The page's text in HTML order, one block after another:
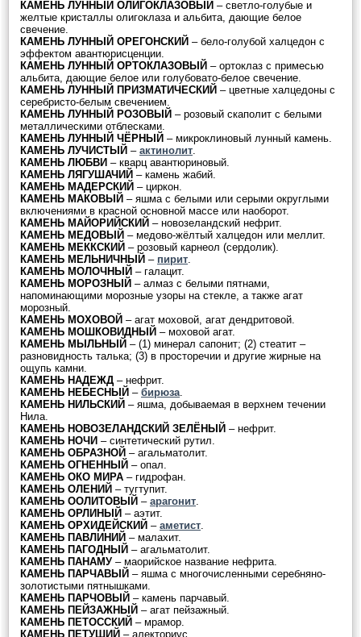
КАМЕНЬ ЛУННЫЙ ОЛИГОКЛАЗОВЫЙ – светло-голубые и
желтые кристаллы олигоклаза и альбита, дающие белое
свечение.
КАМЕНЬ ЛУННЫЙ ОРЕГОНСКИЙ – бело-голубой халцедон с
эффектом авантюрисценции.
КАМЕНЬ ЛУННЫЙ ОРТОКЛАЗОВЫЙ – ортоклаз с примесью
альбита, дающие белое или голубовато-белое свечение.
КАМЕНЬ ЛУННЫЙ ПРИЗМАТИЧЕСКИЙ – цветные халцедоны с
серебристо-белым свечением.
КАМЕНЬ ЛУННЫЙ РОЗОВЫЙ – розовый скаполит с белыми
металлическими отблесками.
КАМЕНЬ ЛУННЫЙ ЧЁРНЫЙ – микроклиновый лунный камень.
КАМЕНЬ ЛУЧИСТЫЙ – актинолит.
КАМЕНЬ ЛЮБВИ – кварц авантюриновый.
КАМЕНЬ ЛЯГУШАЧИЙ – камень жабий.
КАМЕНЬ МАДЕРСКИЙ – циркон.
КАМЕНЬ МАКОВЫЙ – яшма с белыми или серыми округлыми
включениями в красной основной массе или наоборот.
КАМЕНЬ МАЙОРИЙСКИЙ – новозеландский нефрит.
КАМЕНЬ МЕДОВЫЙ – медово-жёлтый халцедон или меллит.
КАМЕНЬ МЕККСКИЙ – розовый карнеол (сердолик).
КАМЕНЬ МЕЛЬНИЧНЫЙ – пирит.
КАМЕНЬ МОЛОЧНЫЙ – галацит.
КАМЕНЬ МОРОЗНЫЙ – алмаз с белыми пятнами,
напоминающими морозные узоры на стекле, а также агат
морозный.
КАМЕНЬ МОХОВОЙ – агат моховой, агат дендритовой.
КАМЕНЬ МОШКОВИДНЫЙ – моховой агат.
КАМЕНЬ МЫЛЬНЫЙ – (1) минерал сапонит; (2) стеатит –
разновидность талька; (3) в просторечии и другие жирные на
ощупь камни.
КАМЕНЬ НАДЕЖД – нефрит.
КАМЕНЬ НЕБЕСНЫЙ – бирюза.
КАМЕНЬ НИЛЬСКИЙ – яшма, добываемая в верхнем течении
Нила.
КАМЕНЬ НОВОЗЕЛАНДСКИЙ ЗЕЛЁНЫЙ – нефрит.
КАМЕНЬ НОЧИ – синтетический рутил.
КАМЕНЬ ОБРАЗНОЙ – агальматолит.
КАМЕНЬ ОГНЕННЫЙ – опал.
КАМЕНЬ ОКО МИРА – гидрофан.
КАМЕНЬ ОЛЕНИЙ – тугтупит.
КАМЕНЬ ООЛИТОВЫЙ – арагонит.
КАМЕНЬ ОРЛИНЫЙ – аэтит.
КАМЕНЬ ОРХИДЕЙСКИЙ – аметист.
КАМЕНЬ ПАВЛИНИЙ – малахит.
КАМЕНЬ ПАГОДНЫЙ – агальматолит.
КАМЕНЬ ПАНАМУ – маорийское название нефрита.
КАМЕНЬ ПАРЧАВЫЙ – яшма с многочисленными серебняно-
золотистыми пятнышками.
КАМЕНЬ ПАРЧОВЫЙ – камень парчавый.
КАМЕНЬ ПЕЙЗАЖНЫЙ – агат пейзажный.
КАМЕНЬ ПЕТОССКИЙ – мрамор.
КАМЕНЬ ПЕТУШИЙ – алекториус.